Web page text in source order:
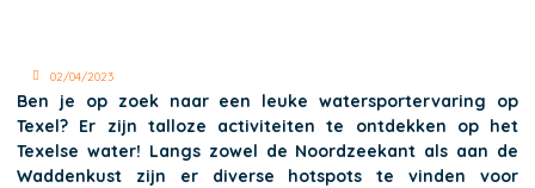
02/04/2023
Ben je op zoek naar een leuke watersportervaring op
Texel? Er zijn talloze activiteiten te ontdekken op het
Texelse water! Langs zowel de Noordzeekant als aan de
Waddenkust zijn er diverse hotspots te vinden voor